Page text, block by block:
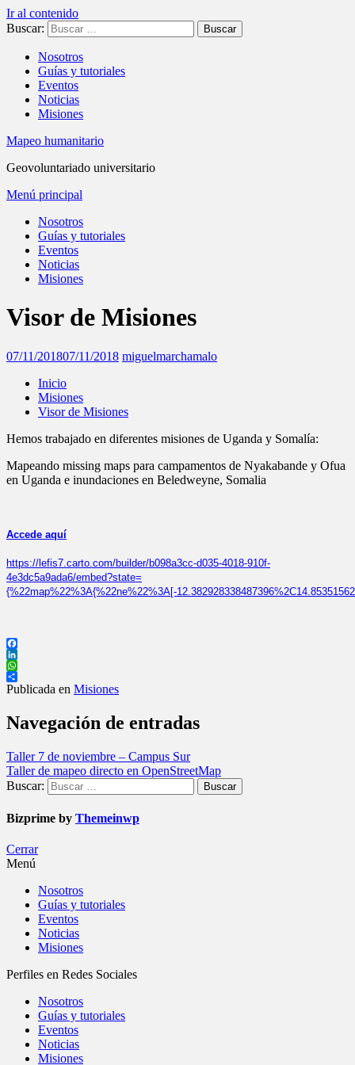
Ir al contenido
Buscar:
Nosotros
Guías y tutoriales
Eventos
Noticias
Misiones
Mapeo humanitario
Geovoluntariado universitario
Menú principal
Nosotros
Guías y tutoriales
Eventos
Noticias
Misiones
Visor de Misiones
07/11/201807/11/2018 miguelmarchamalo
Inicio
Misiones
Visor de Misiones
Hemos trabajado en diferentes misiones de Uganda y Somalía:
Mapeando missing maps para campamentos de Nyakabande y Ofua
en Uganda e inundaciones en Beledweyne, Somalia
Accede aquí
https://lefis7.carto.com/builder/b098a3cc-d035-4018-910f-
4e3dc5a9ada6/embed?state=
{%22map%22%3A{%22ne%22%3A[-
Facebook
LinkedIn
WhatsApp
Compartir
Publicada en Misiones
Navegación de entradas
Taller 7 de noviembre – Campus Sur
Taller de mapeo directo en OpenStreetMap
Buscar:
Bizprime by Themeinwp
Cerrar
Menú
Nosotros
Guías y tutoriales
Eventos
Noticias
Misiones
Perfiles en Redes Sociales
Nosotros
Guías y tutoriales
Eventos
Noticias
Misiones